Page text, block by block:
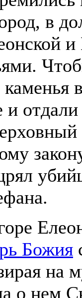
в
каменья
и
Божия
на
о нем